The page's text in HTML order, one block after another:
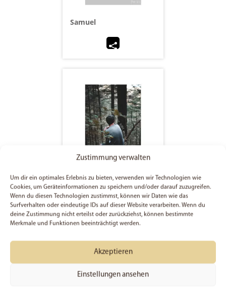
Zustimmung verwalten
Um dir ein optimales Erlebnis zu bieten, verwenden wir Technologien wie
Cookies, um Geräteinformationen zu speichern und/oder darauf zuzugreifen.
Wenn du diesen Technologien zustimmst, können wir Daten wie das
Surfverhalten oder eindeutige IDs auf dieser Website verarbeiten. Wenn du
deine Zustimmung nicht erteilst oder zurückziehst, können bestimmte
Merkmale und Funktionen beeinträchtigt werden.
Akzeptieren
Einstellungen ansehen
Samuel
Noemi